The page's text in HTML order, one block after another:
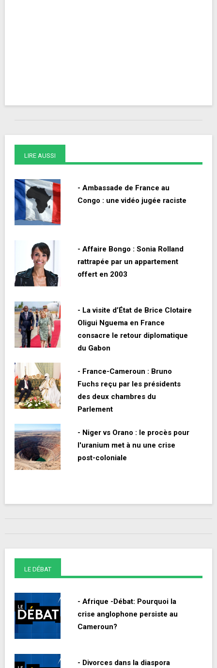
LIRE AUSSI
- Ambassade de France au
Congo : une vidéo jugée raciste
- Affaire Bongo : Sonia Rolland
rattrapée par un appartement
offert en 2003
- La visite d’État de Brice Clotaire
Oligui Nguema en France
consacre le retour diplomatique
du Gabon
- France-Cameroun : Bruno
Fuchs reçu par les présidents
des deux chambres du
Parlement
- Niger vs Orano : le procès pour
l'uranium met à nu une crise
post-coloniale
LE DÉBAT
- Afrique -Débat: Pourquoi la
crise anglophone persiste au
Cameroun?
- Divorces dans la diaspora